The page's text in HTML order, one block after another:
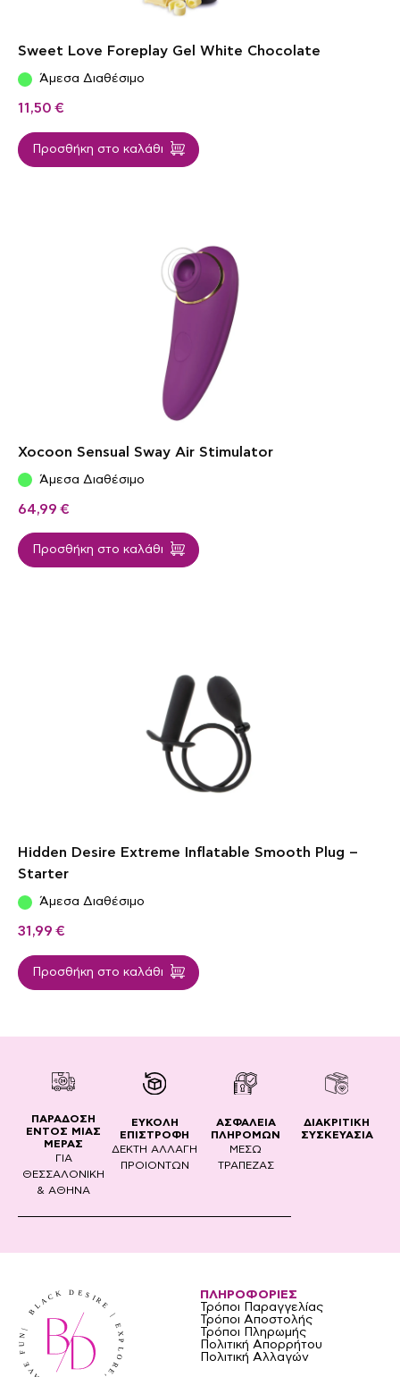
Sweet Love Foreplay Gel White Chocolate
Άμεσα Διαθέσιμο
11,50 €
Προσθήκη στο καλάθι
Xocoon Sensual Sway Air Stimulator
Άμεσα Διαθέσιμο
64,99 €
Προσθήκη στο καλάθι
Hidden Desire Extreme Inflatable Smooth Plug –
Starter
Άμεσα Διαθέσιμο
31,99 €
Προσθήκη στο καλάθι
ΠΑΡΑΔΟΣΗ
ΕΝΤΟΣ ΜΙΑΣ
ΜΕΡΑΣ
ΓΙΑ
ΘΕΣΣΑΛΟΝΙΚΗ
& ΑΘΗΝΑ
ΕΥΚΟΛΗ
ΕΠΙΣΤΡΟΦΗ
ΔΕΚΤΗ ΑΛΛΑΓΗ
ΠΡΟΙΟΝΤΩΝ
ΑΣΦΑΛΕΙΑ
ΠΛΗΡΟΜΩΝ
ΜΕΣΩ
ΤΡΑΠΕΖΑΣ
ΔΙΑΚΡΙΤΙΚΗ
ΣΥΣΚΕΥΑΣΙΑ
ΠΛΗΡΟΦΟΡΙΕΣ
Τρόποι Παραγγελίας
Τρόποι Αποστολής
Τρόποι Πληρωμής
Πολιτική Απορρήτου
Πολιτική Αλλαγών